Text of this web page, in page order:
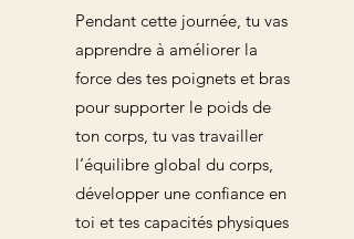
Pendant cette journée, tu vas
apprendre à améliorer la
force des tes poignets et bras
pour supporter le poids de
ton corps, tu vas travailler
l’équilibre global du corps,
développer une confiance en
toi et tes capacités physiques